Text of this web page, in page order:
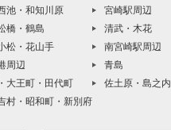
池・和知川原
橋・鶴島
松・花山手
周辺
大王町・田代町
村・昭和町・新別府
宮崎駅周辺
清武・木花
南宮崎駅周辺
青島
佐土原・島之内